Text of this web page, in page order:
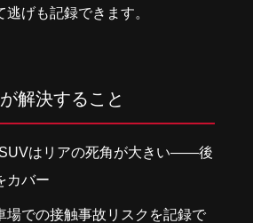
げも記録できます。
解決すること
はリアの死角が大きい——後
カバー
場での接触事故リスクを記録で